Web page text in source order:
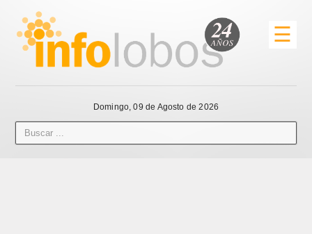
☰
Domingo, 09 de Agosto de 2026